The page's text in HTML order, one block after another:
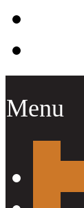
Menu